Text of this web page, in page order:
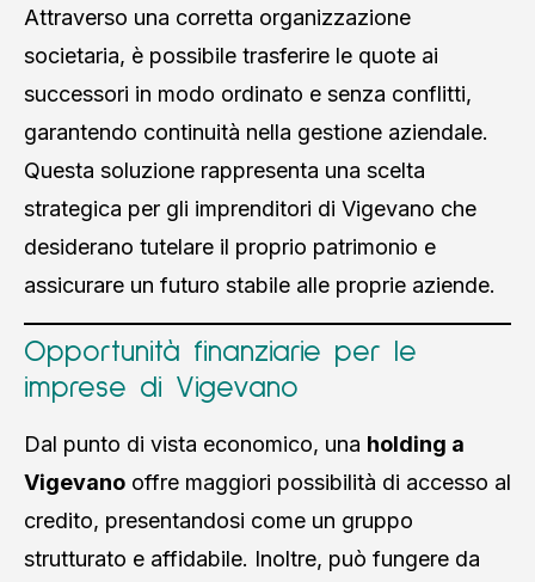
Attraverso una corretta organizzazione
societaria, è possibile trasferire le quote ai
successori in modo ordinato e senza conflitti,
garantendo continuità nella gestione aziendale.
Questa soluzione rappresenta una scelta
strategica per gli imprenditori di Vigevano che
desiderano tutelare il proprio patrimonio e
assicurare un futuro stabile alle proprie aziende.
Opportunità finanziarie per le
imprese di Vigevano
Dal punto di vista economico, una holding a
Vigevano offre maggiori possibilità di accesso al
credito, presentandosi come un gruppo
strutturato e affidabile. Inoltre, può fungere da